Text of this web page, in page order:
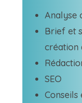
Analyse
Brief et
création
SEO